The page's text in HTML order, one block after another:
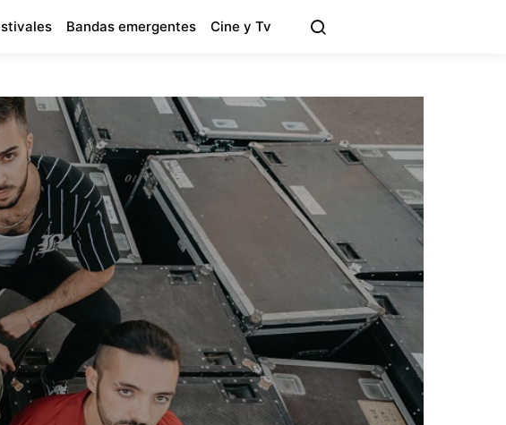
Bandas emergentes Cine y Tv